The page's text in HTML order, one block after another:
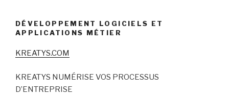
DÉVELOPPEMENT LOGICIELS ET
APPLICATIONS MÉTIER
KREATYS.COM
KREATYS NUMÉRISE VOS PROCESSUS
D’ENTREPRISE